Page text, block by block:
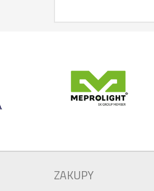
ZAKUPY